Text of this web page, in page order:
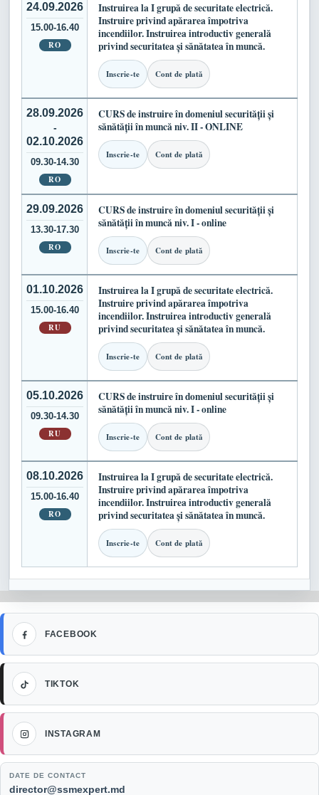
24.09.2026
15.00-16.40
RO
Instruirea la I grupă de securitate electrică.
Instruire privind apărarea împotriva
incendiilor. Instruirea introductiv generală
privind securitatea și sănătatea în muncă.
Inscrie-te Cont de plată
28.09.2026
-
02.10.2026
09.30-14.30
RO
CURS de instruire în domeniul securității și
sănătății în muncă niv. II - ONLINE
Inscrie-te Cont de plată
29.09.2026
13.30-17.30
RO
CURS de instruire în domeniul securității și
sănătății în muncă niv. I - online
Inscrie-te Cont de plată
01.10.2026
15.00-16.40
RU
Instruirea la I grupă de securitate electrică.
Instruire privind apărarea împotriva
incendiilor. Instruirea introductiv generală
privind securitatea și sănătatea în muncă.
Inscrie-te Cont de plată
05.10.2026
09.30-14.30
RU
CURS de instruire în domeniul securității și
sănătății în muncă niv. I - online
Inscrie-te Cont de plată
08.10.2026
15.00-16.40
RO
Instruirea la I grupă de securitate electrică.
Instruire privind apărarea împotriva
incendiilor. Instruirea introductiv generală
privind securitatea și sănătatea în muncă.
Inscrie-te Cont de plată
FACEBOOK
Facebook
DATE DE CONTACT
Email:
director@ssmexpert.md
TIKTOK
TikTok
INSTAGRAM
Instagram